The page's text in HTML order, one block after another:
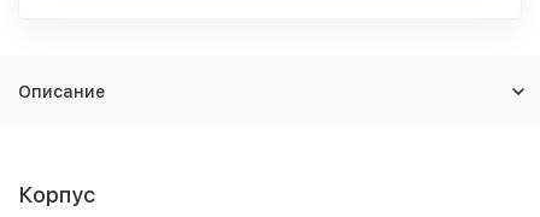
Описание
Корпус